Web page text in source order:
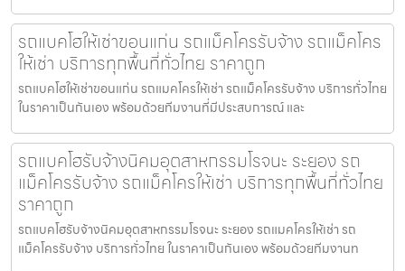
รถแบคโฮให้เช่าขอนแก่น รถแม็คโครรับจ้าง รถแม็คโคร
ให้เช่า บริการทุกพื้นที่ทั่วไทย ราคาถูก
รถแบคโฮให้เช่าขอนแก่น รถแมคโครให้เช่า รถแม็คโครรับจ้าง บริการทั่วไทย
ในราคาเป็นกันเอง พร้อมด้วยทีมงานที่มีประสบการณ์ และ
รถแบคโฮรับจ้างนิคมอุตสาหกรรมโรจนะ ระยอง รถ
แม็คโครรับจ้าง รถแม็คโครให้เช่า บริการทุกพื้นที่ทั่วไทย
ราคาถูก
รถแบคโฮรับจ้างนิคมอุตสาหกรรมโรจนะ ระยอง รถแมคโครให้เช่า รถ
แม็คโครรับจ้าง บริการทั่วไทย ในราคาเป็นกันเอง พร้อมด้วยทีมงานท